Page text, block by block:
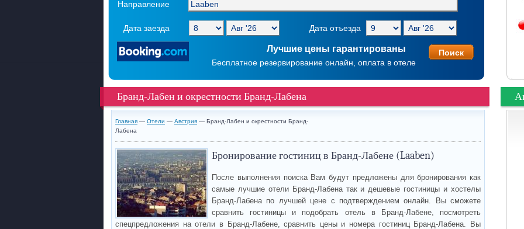
Направление
Дата заезда Дата отъезда
Лучшие цены гарантированы
Бесплатное резервирование онлайн, оплата в отеле
Бранд-Лабен и окрестности Бранд-Лабена
Главная — Отели — Австрия — Бранд-Лабен и окрестности Бранд-
Лабена
Бронирование гостиниц в Бранд-Лабене (Laaben)
После выполнения поиска Вам будут предложены для бронирования как
самые лучшие отели Бранд-Лабена так и дешевые гостиницы и хостелы
Бранд-Лабена по лучшей цене с подтверждением онлайн. Вы сможете
сравнить гостиницы и подобрать отель в Бранд-Лабене, посмотреть
спецпредложения на отели в Бранд-Лабене, сравнить цены и номера гостиниц Бранд-Лабена. Вы